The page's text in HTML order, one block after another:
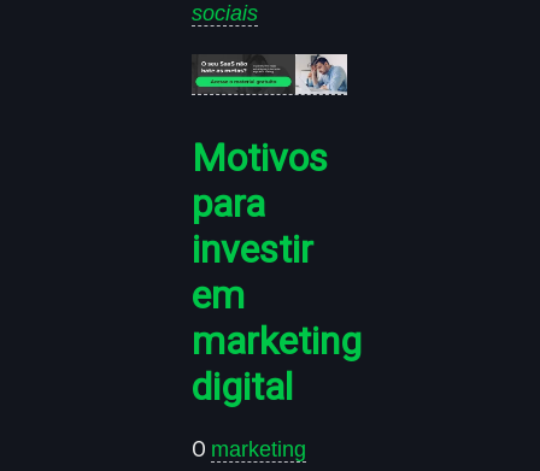
sociais
Motivos
para
investir
em
marketing
digital
O marketing